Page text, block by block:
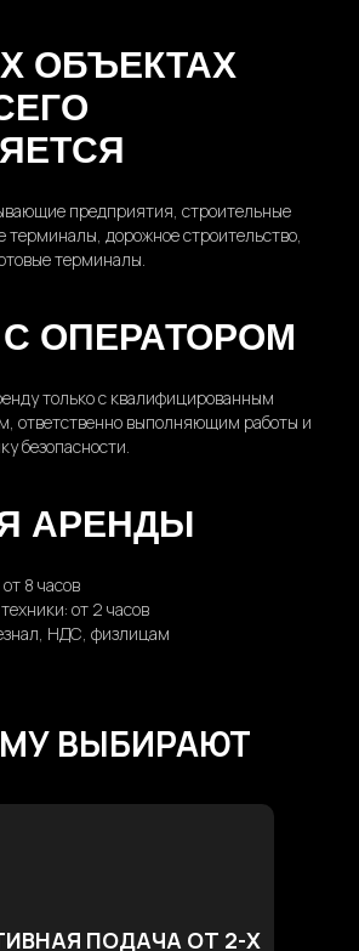
ОБЪЕКТАХ
предприятия, строительные
терминалы, дорожное строительство,
терминалы.
ОПЕРАТОРОМ
только с квалифицированным
ответственно выполняющим работы и
безопасности.
АРЕНДЫ
8 часов
от 2 часов
НДС, физлицам
ВЫБИРАЮТ
ПОДАЧА ОТ 2-Х